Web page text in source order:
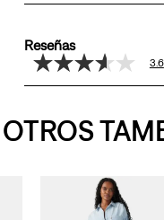
Reseñas
3.6
de
valor
medio
3.6
OTROS